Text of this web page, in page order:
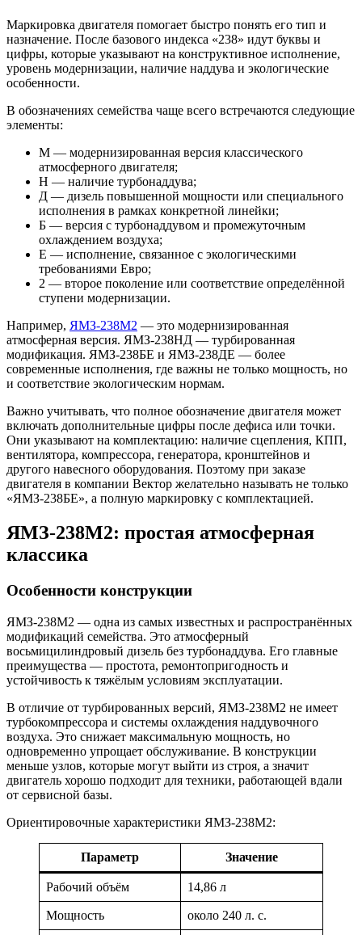
Маркировка двигателя помогает быстро понять его тип и
назначение. После базового индекса «238» идут буквы и
цифры, которые указывают на конструктивное исполнение,
уровень модернизации, наличие наддува и экологические
особенности.
В обозначениях семейства чаще всего встречаются следующие
элементы:
М — модернизированная версия классического
атмосферного двигателя;
Н — наличие турбонаддува;
Д — дизель повышенной мощности или специального
исполнения в рамках конкретной линейки;
Б — версия с турбонаддувом и промежуточным
охлаждением воздуха;
Е — исполнение, связанное с экологическими
требованиями Евро;
2 — второе поколение или соответствие определённой
ступени модернизации.
Например, ЯМЗ-238М2 — это модернизированная
атмосферная версия. ЯМЗ-238НД — турбированная
модификация. ЯМЗ-238БЕ и ЯМЗ-238ДЕ — более
современные исполнения, где важны не только мощность, но
и соответствие экологическим нормам.
Важно учитывать, что полное обозначение двигателя может
включать дополнительные цифры после дефиса или точки.
Они указывают на комплектацию: наличие сцепления, КПП,
вентилятора, компрессора, генератора, кронштейнов и
другого навесного оборудования. Поэтому при заказе
двигателя в компании Вектор желательно называть не только
«ЯМЗ-238БЕ», а полную маркировку с комплектацией.
ЯМЗ-238М2: простая атмосферная
классика
Особенности конструкции
ЯМЗ-238М2 — одна из самых известных и распространённых
модификаций семейства. Это атмосферный
восьмицилиндровый дизель без турбонаддува. Его главные
преимущества — простота, ремонтопригодность и
устойчивость к тяжёлым условиям эксплуатации.
В отличие от турбированных версий, ЯМЗ-238М2 не имеет
турбокомпрессора и системы охлаждения наддувочного
воздуха. Это снижает максимальную мощность, но
одновременно упрощает обслуживание. В конструкции
меньше узлов, которые могут выйти из строя, а значит
двигатель хорошо подходит для техники, работающей вдали
от сервисной базы.
Ориентировочные характеристики ЯМЗ-238М2:
Параметр Значение
Рабочий объём 14,86 л
Мощность около 240 л. с.